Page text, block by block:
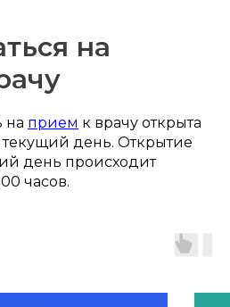
на
на прием к врачу открыта
текущий день. Открытие
день происходит
часов.